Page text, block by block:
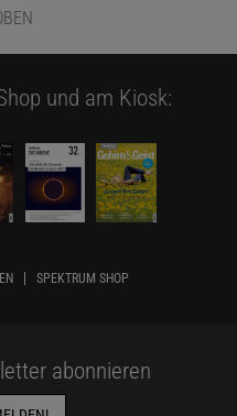
und am Kiosk:
SPEKTRUM SHOP
abonnieren